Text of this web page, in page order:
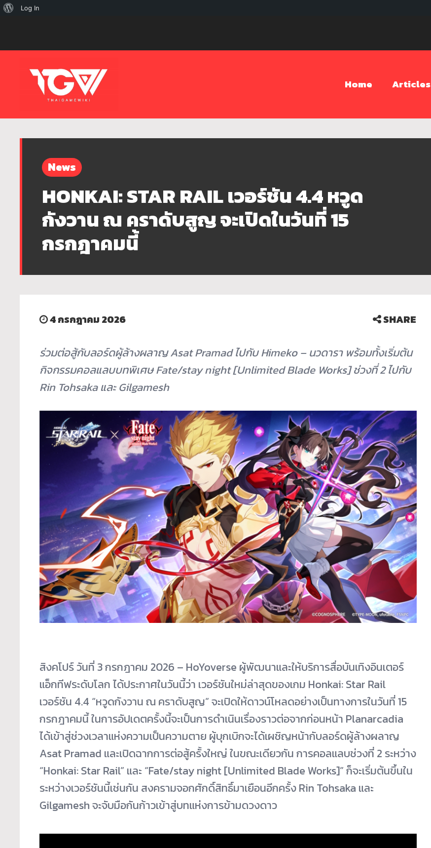
Home Articles
News
HONKAI: STAR RAIL เวอร์ชัน 4.4 หวูด
กังวาน ณ คราดับสูญ จะเปิดในวันที่ 15
กรกฎาคมนี้
4 กรกฎาคม 2026 SHARE
ร่วมต่อสู้กับลอร์ดผู้ล้างผลาญ Asat Pramad ไปกับ Himeko – นวดารา พร้อมทั้งเริ่มต้น
กิจกรรมคอลแลบบทพิเศษ Fate/stay night [Unlimited Blade Works] ช่วงที่ 2 ไปกับ
Rin Tohsaka และ Gilgamesh
สิงคโปร์ วันที่ 3 กรกฎาคม 2026 – HoYoverse ผู้พัฒนาและให้บริการสื่อบันเทิงอินเตอร์
แอ็กทีฟระดับโลก ได้ประกาศในวันนี้ว่า เวอร์ชันใหม่ล่าสุดของเกม Honkai: Star Rail
เวอร์ชัน 4.4 “หวูดกังวาน ณ คราดับสูญ” จะเปิดให้ดาวน์โหลดอย่างเป็นทางการในวันที่ 15
กรกฎาคมนี้ ในการอัปเดตครั้งนี้จะเป็นการดำเนินเรื่องราวต่อจากก่อนหน้า Planarcadia
ได้เข้าสู่ช่วงเวลาแห่งความเป็นความตาย ผู้บุกเบิกจะได้เผชิญหน้ากับลอร์ดผู้ล้างผลาญ
Asat Pramad และเปิดฉากการต่อสู้ครั้งใหญ่ ในขณะเดียวกัน การคอลแลบช่วงที่ 2 ระหว่าง
“Honkai: Star Rail” และ “Fate/stay night [Unlimited Blade Works]” ก็จะเริ่มต้นขึ้นใน
ระหว่างเวอร์ชันนี้เช่นกัน สงครามจอกศักดิ์สิทธิ์มาเยือนอีกครั้ง Rin Tohsaka และ
Gilgamesh จะจับมือกันก้าวเข้าสู่บทแห่งการข้ามดวงดาว
เกี่ยวLog In